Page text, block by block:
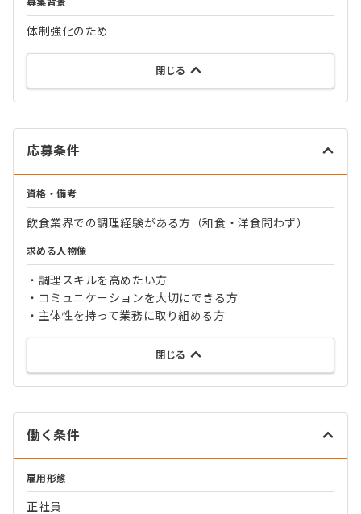
募集背景
体制強化のため
閉じる
応募条件
資格・備考
飲食業界での調理経験がある方（和食・洋食問わず）
求める人物像
・調理スキルを高めたい方
・コミュニケーションを大切にできる方
・主体性を持って業務に取り組める方
閉じる
働く条件
雇用形態
正社員